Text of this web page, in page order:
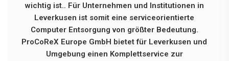
wichtig ist.. Für Unternehmen und Institutionen in
Leverkusen ist somit eine serviceorientierte
Computer Entsorgung von größter Bedeutung.
ProCoReX Europe GmbH bietet für Leverkusen und
Umgebung einen Komplettservice zur